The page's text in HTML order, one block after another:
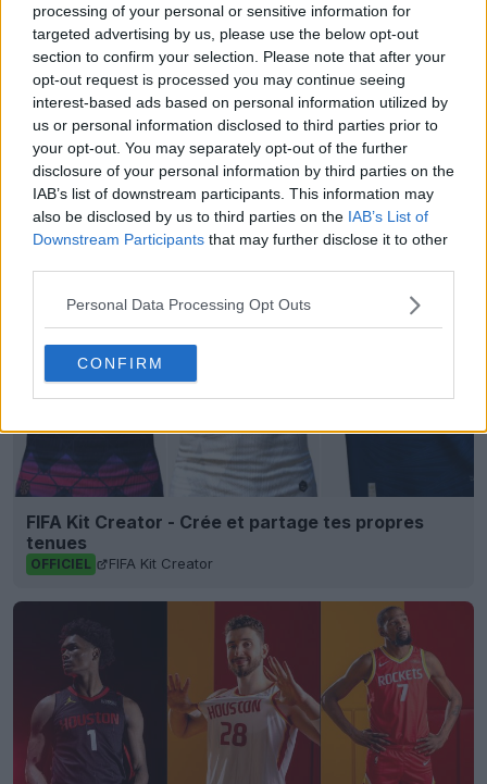
processing of your personal or sensitive information for
targeted advertising by us, please use the below opt-out
section to confirm your selection. Please note that after your
opt-out request is processed you may continue seeing
interest-based ads based on personal information utilized by
us or personal information disclosed to third parties prior to
your opt-out. You may separately opt-out of the further
disclosure of your personal information by third parties on the
IAB’s list of downstream participants. This information may
also be disclosed by us to third parties on the IAB’s List of
Downstream Participants that may further disclose it to other
Personal Data Processing Opt Outs
CONFIRM
Fabriqué par Adidas. Que penses-tu du troisième
maillot de Besiktas 24-25 ? Commente ci-dessous.
Afficher les commentaires
Besiktas
Turkish Süper Lig
Partager
FIFA Kit Creator - Crée et partage tes propres
tenues
OFFICIEL FIFA Kit Creator